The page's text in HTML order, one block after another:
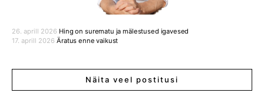
Hing on surematu ja mälestused igavesed
26. aprill 2026
Äratus enne vaikust
17. aprill 2026
Näita veel postitusi